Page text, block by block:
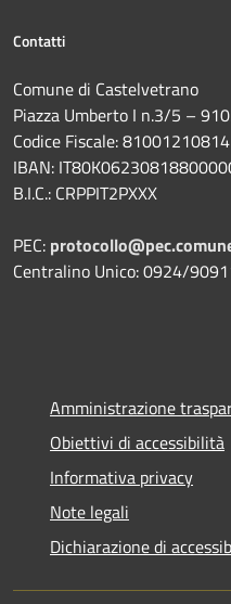
Contatti
Comune di Castelvetrano
Piazza Umberto I n.3/5 –
Codice Fiscale: 81001210814
IBAN:
B.I.C.: CRPPIT2PXXX
PEC:
Centralino Unico: 0924/
Amministrazione
Obiettivi di accessibilità
Informativa privacy
Note legali
Dichiarazione di